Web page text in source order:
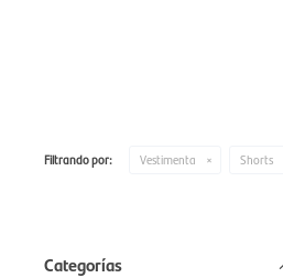
Filtrando por: Vestimenta Shorts
Categorías